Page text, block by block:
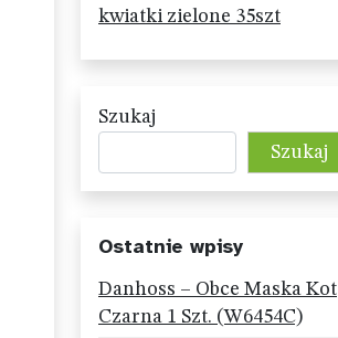
kwiatki zielone 35szt
Szukaj
Szukaj
Ostatnie wpisy
Danhoss – Obce Maska Kot
Czarna 1 Szt. (W6454C)